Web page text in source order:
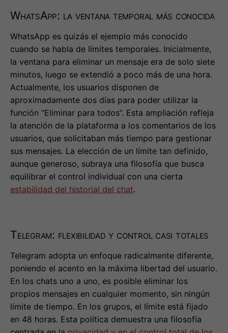
WhatsApp: la ventana temporal más conocida
WhatsApp es quizás el ejemplo más conocido
cuando se habla de límites temporales. Inicialmente,
la ventana para eliminar un mensaje era de solo siete
minutos, luego se extendió a poco más de una hora.
Actualmente, los usuarios disponen de
aproximadamente dos días para poder utilizar la
función “Eliminar para todos”. Esta ampliación refleja
la atención de la plataforma a los comentarios de los
usuarios, que solicitaban más tiempo para gestionar
sus mensajes. La elección de un límite tan definido,
aunque generoso, subraya una filosofía que busca
equilibrar el control individual con una cierta
estabilidad del historial del chat.
Telegram: flexibilidad y control casi totales
Telegram adopta un enfoque radicalmente diferente,
poniendo el acento en la máxima libertad del usuario.
En los chats uno a uno, es posible eliminar los
propios mensajes en cualquier momento, sin ningún
límite de tiempo. En los grupos, el límite está fijado
en 48 horas. Esta política demuestra una filosofía